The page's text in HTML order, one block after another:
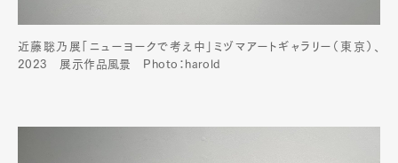
近藤聡乃展「ニューヨークで考え中」ミヅマアートギャラリー（東京）、
2023 展示作品風景 Photo：harold